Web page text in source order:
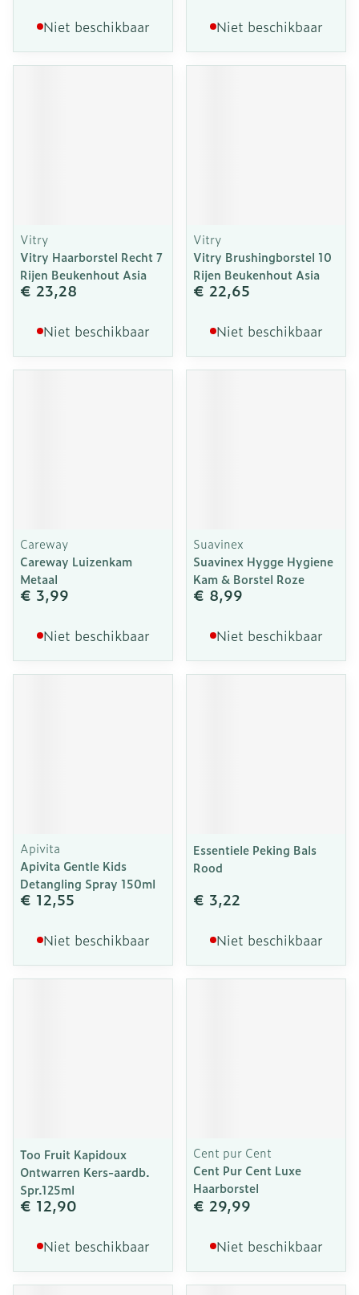
Niet beschikbaar Niet beschikbaar
Vitry
Vitry Haarborstel Recht 7
Rijen Beukenhout Asia
€ 23,28
Niet beschikbaar
Vitry
Vitry Brushingborstel 10
Rijen Beukenhout Asia
€ 22,65
Niet beschikbaar
Careway
Careway Luizenkam
Metaal
€ 3,99
Niet beschikbaar
Suavinex
Suavinex Hygge Hygiene
Kam & Borstel Roze
€ 8,99
Niet beschikbaar
Apivita
Apivita Gentle Kids
Detangling Spray 150ml
€ 12,55
Niet beschikbaar
Essentiele Peking Bals
Rood
€ 3,22
Niet beschikbaar
Too Fruit Kapidoux
Ontwarren Kers-aardb.
Spr.125ml
€ 12,90
Niet beschikbaar
Cent pur Cent
Cent Pur Cent Luxe
Haarborstel
€ 29,99
Niet beschikbaar